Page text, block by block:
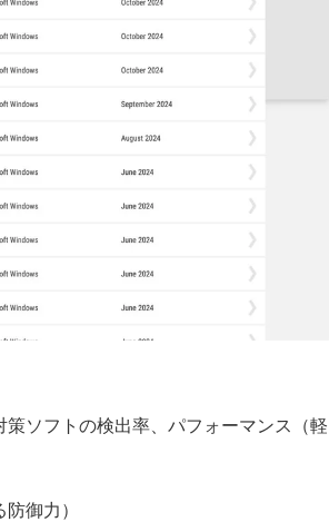
ソフトの検出率、パフォーマンス（軽
御力）